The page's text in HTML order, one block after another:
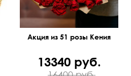
Акция из 51 розы Кения
13340 руб.